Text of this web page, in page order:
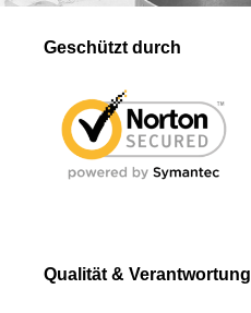
Geschützt durch
Qualität & Verantwortung